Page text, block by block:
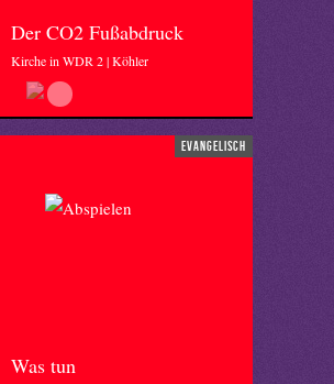
Der CO2 Fußabdruck
Kirche in WDR 2 | Köhler
evangelisch
Was tun